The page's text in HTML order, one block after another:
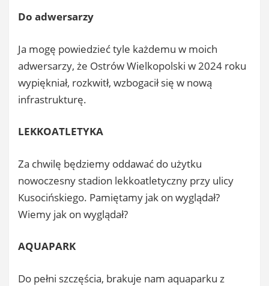
Do adwersarzy
Ja mogę powiedzieć tyle każdemu w moich
adwersarzy, że Ostrów Wielkopolski w 2024 roku
wypiękniał, rozkwitł, wzbogacił się w nową
infrastrukturę.
LEKKOATLETYKA
Za chwilę będziemy oddawać do użytku
nowoczesny stadion lekkoatletyczny przy ulicy
Kusocińskiego. Pamiętamy jak on wyglądał?
Wiemy jak on wyglądał?
AQUAPARK
Do pełni szczęścia, brakuje nam aquaparku z